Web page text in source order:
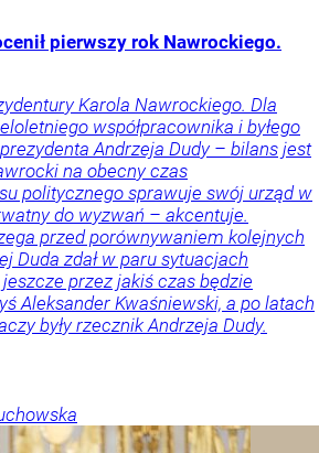
pierwszy rok Nawrockiego.
Karola Nawrockiego. Dla
współpracownika i byłego
Andrzeja Dudy – bilans jest
na obecny czas
politycznego sprawuje swój urząd w
do wyzwań – akcentuje.
przed porównywaniem kolejnych
Duda zdał w paru sytuacjach
przez jakiś czas będzie
Aleksander Kwaśniewski, a po latach
były rzecznik Andrzeja Dudy.